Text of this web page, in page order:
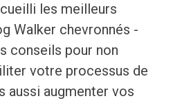
les meilleurs
Walker chevronnés -
conseils pour non
votre processus de
aussi augmenter vos